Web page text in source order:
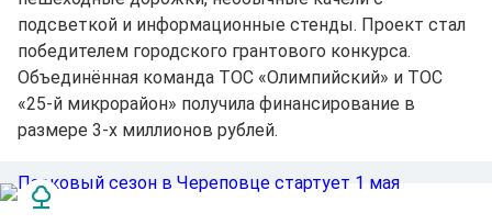
подсветкой и информационные стенды. Проект стал
победителем городского грантового конкурса.
Объединённая команда ТОС «Олимпийский» и ТОС
«25-й микрорайон» получила финансирование в
размере 3-х миллионов рублей.